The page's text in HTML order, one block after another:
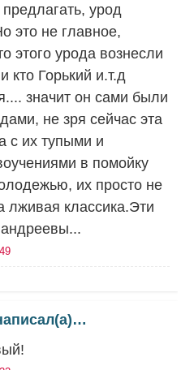
урод
это не главное,
этого урода вознесли
кто Горький и.т.д
значит он сами были
не зря сейчас эта
с их тупыми и
в помойку
их просто не
лживая классика.Эти